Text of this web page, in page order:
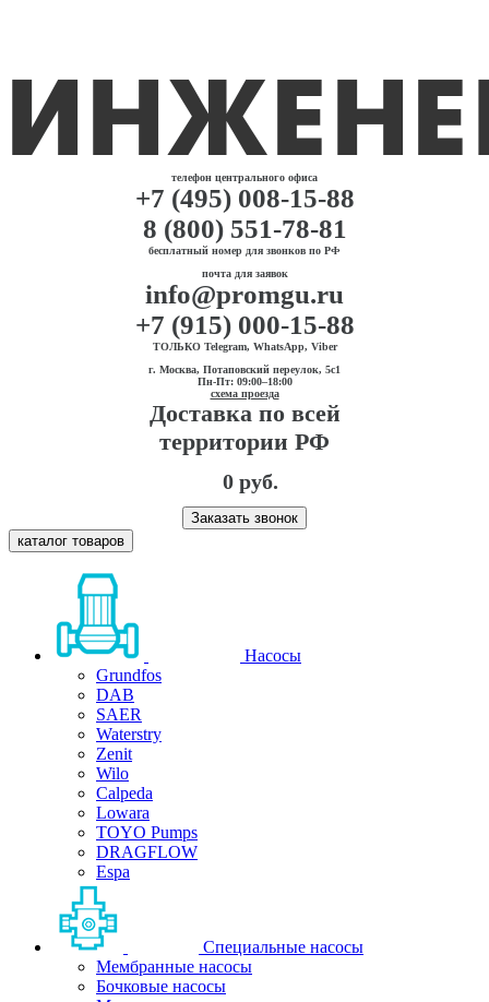
телефон центрального офиса
+7 (495) 008-15-88
8 (800) 551-78-81
бесплатный номер для звонков по РФ
почта для заявок
info@promgu.ru
+7 (915) 000-15-88
ТОЛЬКО Telegram, WhatsApp, Viber
г. Москва, Потаповский переулок, 5с1
Пн-Пт: 09:00–18:00
схема проезда
Доставка по всей
территории РФ
0 руб.
Заказать звонок
каталог товаров
Насосы
Grundfos
DAB
SAER
Waterstry
Zenit
Wilo
Calpeda
Lowara
TOYO Pumps
DRAGFLOW
Espa
Специальные насосы
Мембранные насосы
Бочковые насосы